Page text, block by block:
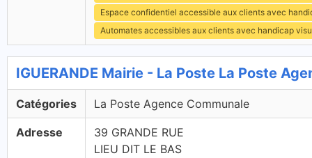
Espace confidentiel accessible aux clients avec
Automates accessibles aux clients avec handicap
IGUERANDE Mairie - La Poste La Poste
Catégories La Poste Agence Communale
Adresse
39 GRANDE RUE
LIEU DIT LE BAS